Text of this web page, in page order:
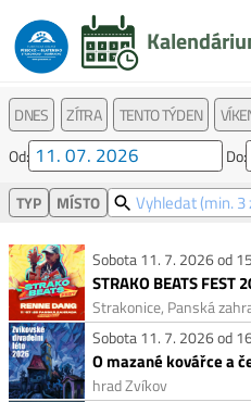
DNES ZÍTRA TENTO TÝDEN
Od:
Do:
TYP MÍSTO
Sobota 11. 7. 2026 od
STRAKO BEATS FEST
Strakonice, Panská
Sobota 11. 7. 2026 od
O mazané kovářce a
hrad Zvíkov